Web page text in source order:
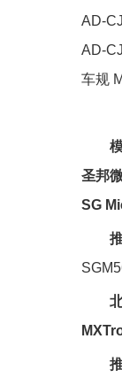
AD-
AD-
车规
圣邦
SG